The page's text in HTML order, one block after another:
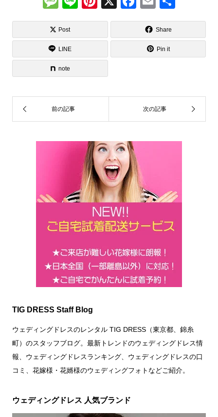
e
ss
a
g
e
n nt
st
a
c
e
b
o
k
m
ail
有
Post Share
LINE Pin it
note
TIG DRESS Staff Blog
ウェディングドレスのレンタル TIG DRESS（東京都、錦糸
町）のスタッフブログ。最新トレンドのウェディングドレス情
報、ウェディングドレスランキング、ウェディングドレスの口
コミ、花嫁様・花婿様のウェディングフォトなどご紹介。
ウェディングドレス 人気ブランド